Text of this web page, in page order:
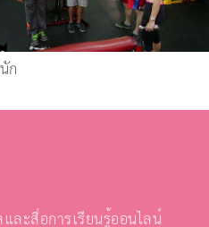
ก
ละสื่อการเรียนรู้ออนไลน์